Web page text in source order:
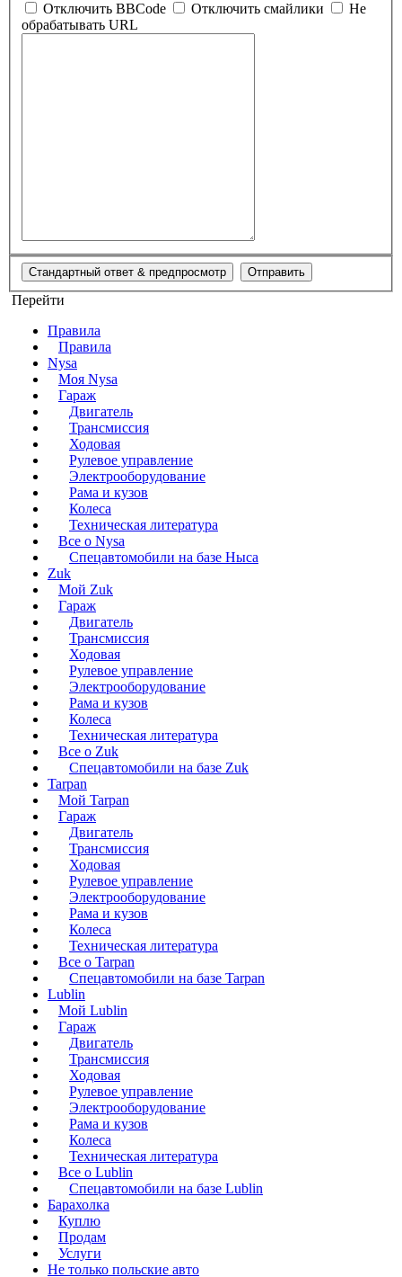
Отключить BBCode Отключить смайлики
Не
обрабатывать URL
Перейти
Правила
Правила
Nysa
Моя Nysa
Гараж
Двигатель
Трансмиссия
Ходовая
Рулевое управление
Электрооборудование
Рама и кузов
Колеса
Техническая литература
Все о Nysa
Спецавтомобили на базе Ныса
Zuk
Мой Zuk
Гараж
Двигатель
Трансмиссия
Ходовая
Рулевое управление
Электрооборудование
Рама и кузов
Колеса
Техническая литература
Все о Zuk
Спецавтомобили на базе Zuk
Tarpan
Мой Tarpan
Гараж
Двигатель
Трансмиссия
Ходовая
Рулевое управление
Электрооборудование
Рама и кузов
Колеса
Техническая литература
Все о Tarpan
Спецавтомобили на базе Tarpan
Lublin
Мой Lublin
Гараж
Двигатель
Трансмиссия
Ходовая
Рулевое управление
Электрооборудование
Рама и кузов
Колеса
Техническая литература
Все о Lublin
Спецавтомобили на базе Lublin
Барахолка
Куплю
Продам
Услуги
Не только польские авто